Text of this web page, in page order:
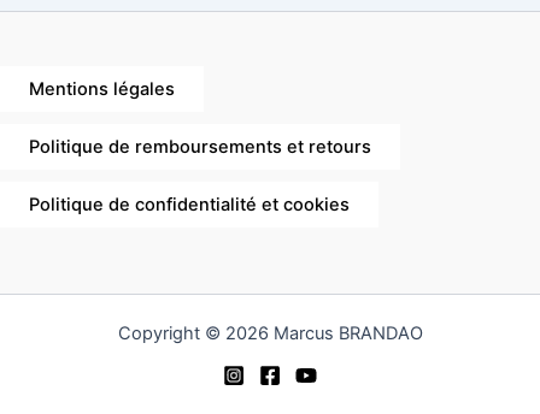
Mentions légales
Politique de remboursements et retours
Politique de confidentialité et cookies
Copyright © 2026 Marcus BRANDAO